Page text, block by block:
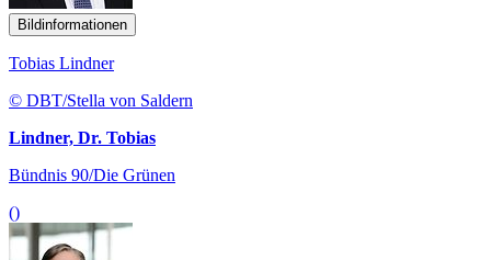
Bildinformationen
Tobias Lindner
© DBT/Stella von Saldern
Lindner, Dr. Tobias
Bündnis 90/Die Grünen
()